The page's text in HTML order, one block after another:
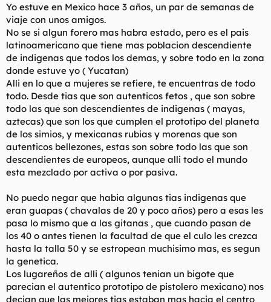
Yo estuve en Mexico hace 3 años, un par de semanas de
viaje con unos amigos.
No se si algun forero mas habra estado, pero es el pais
latinoamericano que tiene mas poblacion descendiente
de indigenas que todos los demas, y sobre todo en la zona
donde estuve yo ( Yucatan)
Alli en lo que a mujeres se refiere, te encuentras de todo
todo. Desde tias que son autenticos fetos , que son sobre
todo las que son descendientes de indigenas ( mayas,
aztecas) que son los que cumplen el prototipo del planeta
de los simios, y mexicanas rubias y morenas que son
autenticos bellezones, estas son sobre todo las que son
descendientes de europeos, aunque alli todo el mundo
esta mezclado por activa o por pasiva.
No puedo negar que habia algunas tias indigenas que
eran guapas ( chavalas de 20 y poco años) pero a esas les
pasa lo mismo que a las gitanas , que cuando pasan de
los 40 o antes tienen la facultad de que el culo les crezca
hasta la talla 50 y se estropean muchisimo mas, es segun
la genetica.
Los lugareños de alli ( algunos tenian un bigote que
parecian el autentico prototipo de pistolero mexicano) nos
decian que las mejores tias estaban mas hacia el centro